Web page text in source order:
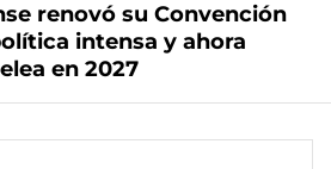
renovó su Convención
intensa y ahora
en 2027